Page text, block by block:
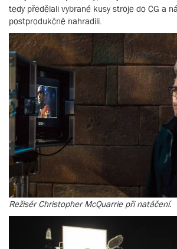
tedy předělali vybrané kusy stroje do CG a
postprodukčně nahradili.
Režisér Christopher McQuarrie při natáčení.